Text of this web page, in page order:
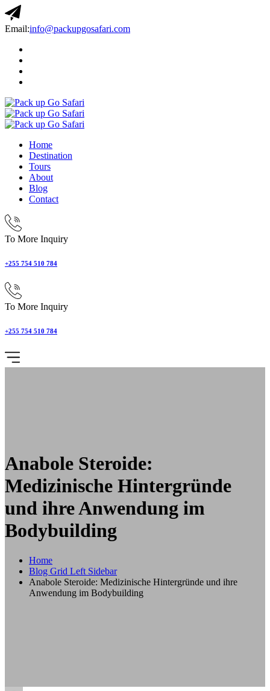
Email:info@packupgosafari.com
Home
Destination
Tours
About
Blog
Contact
To More Inquiry
+255 754 510 784
To More Inquiry
+255 754 510 784
Anabole Steroide:
Medizinische Hintergründe
und ihre Anwendung im
Bodybuilding
Home
Blog Grid Left Sidebar
Anabole Steroide: Medizinische Hintergründe und ihre
Anwendung im Bodybuilding